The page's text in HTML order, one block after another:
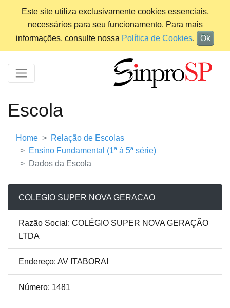
Este site utiliza exclusivamente cookies essenciais,
necessários para seu funcionamento. Para mais
informações, consulte nossa Política de Cookies. Ok
Escola
Home
Relação de Escolas
Ensino Fundamental (1ª à 5ª série)
Dados da Escola
COLEGIO SUPER NOVA GERACAO
Razão Social: COLÉGIO SUPER NOVA GERAÇÃO
LTDA
Endereço: AV ITABORAI
Número: 1481